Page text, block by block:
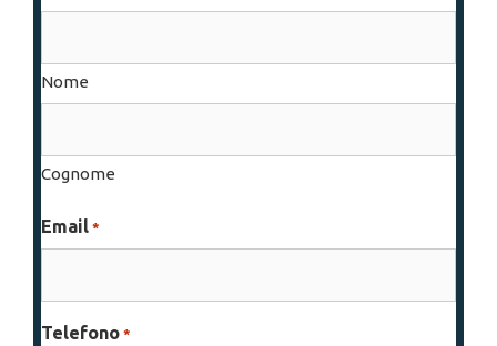
Nome
Cognome
Email *
Telefono *